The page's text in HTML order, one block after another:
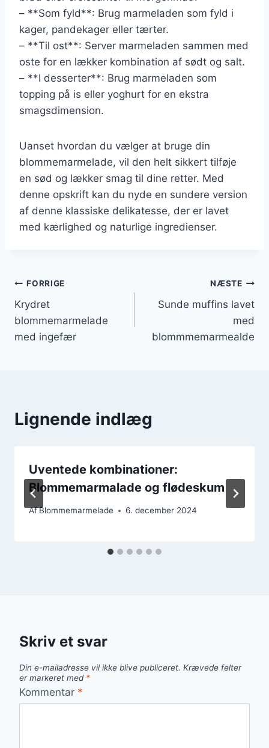
– **Som fyld**: Brug marmeladen som fyld i
kager, pandekager eller tærter.
– **Til ost**: Server marmeladen sammen med
oste for en lækker kombination af sødt og salt.
– **I desserter**: Brug marmeladen som
topping på is eller yoghurt for en ekstra
smagsdimension.
Uanset hvordan du vælger at bruge din
blommemarmelade, vil den helt sikkert tilføje
en sød og lækker smag til dine retter. Med
denne opskrift kan du nyde en sundere version
af denne klassiske delikatesse, der er lavet
med kærlighed og naturlige ingredienser.
Indlægsnavigation
FORRIGE
Krydret
blommemarmelade
med ingefær
NÆSTE
Sunde muffins lavet
med
blommmemarmealde
Lignende indlæg
Uventede kombinationer:
Blommemarmalade og flødeskum
AfBlommemarmelade 6. december 2024
Skriv et svar
Din e-mailadresse vil ikke blive publiceret. Krævede felter
er markeret med *
Kommentar *